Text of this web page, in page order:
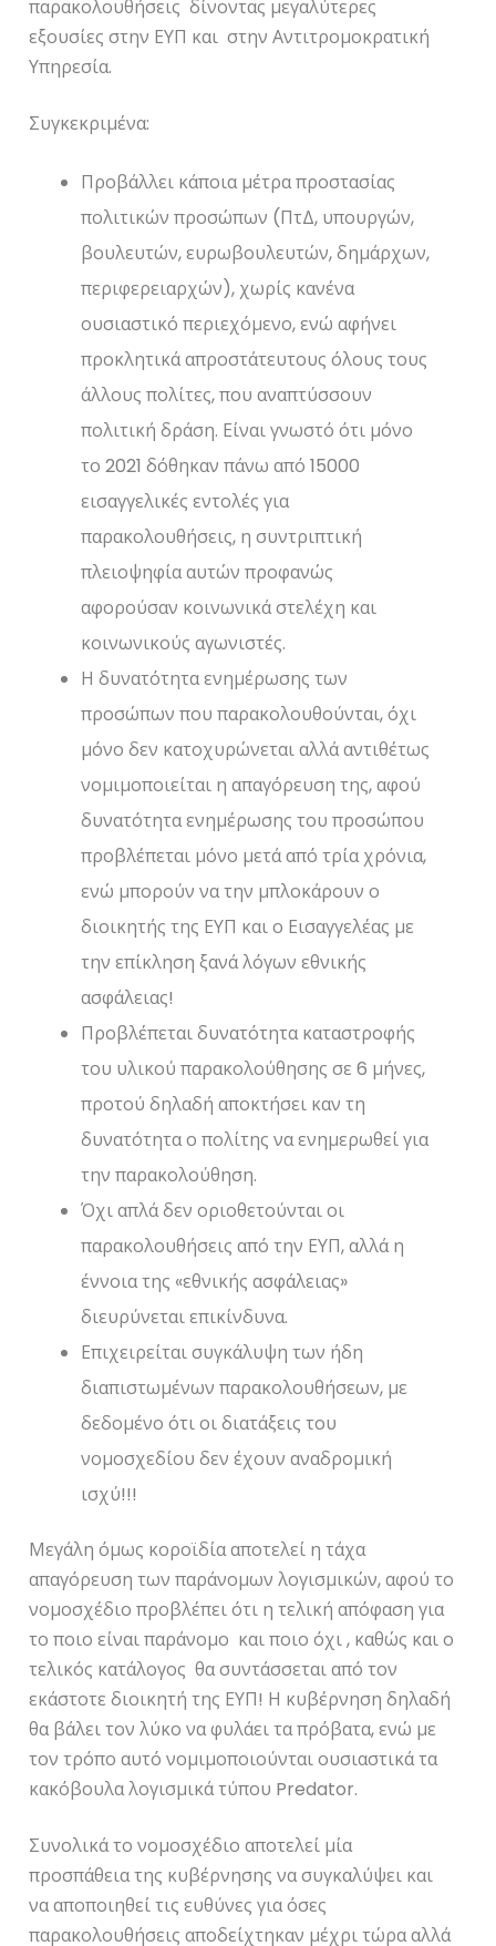
παρακολουθήσεις δίνοντας μεγαλύτερες
εξουσίες στην ΕΥΠ και στην Αντιτρομοκρατική
Υπηρεσία.
Συγκεκριμένα:
Προβάλλει κάποια μέτρα προστασίας
πολιτικών προσώπων (ΠτΔ, υπουργών,
βουλευτών, ευρωβουλευτών, δημάρχων,
περιφερειαρχών), χωρίς κανένα
ουσιαστικό περιεχόμενο, ενώ αφήνει
προκλητικά απροστάτευτους όλους τους
άλλους πολίτες, που αναπτύσσουν
πολιτική δράση. Είναι γνωστό ότι μόνο
το 2021 δόθηκαν πάνω από 15000
εισαγγελικές εντολές για
παρακολουθήσεις, η συντριπτική
πλειοψηφία αυτών προφανώς
αφορούσαν κοινωνικά στελέχη και
κοινωνικούς αγωνιστές.
Η δυνατότητα ενημέρωσης των
προσώπων που παρακολουθούνται, όχι
μόνο δεν κατοχυρώνεται αλλά αντιθέτως
νομιμοποιείται η απαγόρευση της, αφού
δυνατότητα ενημέρωσης του προσώπου
προβλέπεται μόνο μετά από τρία χρόνια,
ενώ μπορούν να την μπλοκάρουν ο
διοικητής της ΕΥΠ και ο Εισαγγελέας με
την επίκληση ξανά λόγων εθνικής
ασφάλειας!
Προβλέπεται δυνατότητα καταστροφής
του υλικού παρακολούθησης σε 6 μήνες,
προτού δηλαδή αποκτήσει καν τη
δυνατότητα ο πολίτης να ενημερωθεί για
την παρακολούθηση.
Όχι απλά δεν οριοθετούνται οι
παρακολουθήσεις από την ΕΥΠ, αλλά η
έννοια της «εθνικής ασφάλειας»
διευρύνεται επικίνδυνα.
Επιχειρείται συγκάλυψη των ήδη
διαπιστωμένων παρακολουθήσεων, με
δεδομένο ότι οι διατάξεις του
νομοσχεδίου δεν έχουν αναδρομική
ισχύ!!!
Μεγάλη όμως κοροϊδία αποτελεί η τάχα
απαγόρευση των παράνομων λογισμικών, αφού το
νομοσχέδιο προβλέπει ότι η τελική απόφαση για
το ποιο είναι παράνομο και ποιο όχι , καθώς και ο
τελικός κατάλογος θα συντάσσεται από τον
εκάστοτε διοικητή της ΕΥΠ! Η κυβέρνηση δηλαδή
θα βάλει τον λύκο να φυλάει τα πρόβατα, ενώ με
τον τρόπο αυτό νομιμοποιούνται ουσιαστικά τα
κακόβουλα λογισμικά τύπου Predator.
Συνολικά το νομοσχέδιο αποτελεί μία
προσπάθεια της κυβέρνησης να συγκαλύψει και
να αποποιηθεί τις ευθύνες για όσες
παρακολουθήσεις αποδείχτηκαν μέχρι τώρα αλλά